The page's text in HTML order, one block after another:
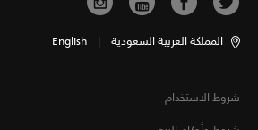
المملكة العربية السعودية |
English
شروط الاستخدام